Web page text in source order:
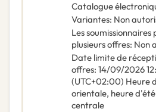
Catalogue
Variantes: Non
Les
plusieurs offres: Non
Date limite de
offres: 14/09/2026
(UTC+02:00) Heure
orientale, heure
centrale